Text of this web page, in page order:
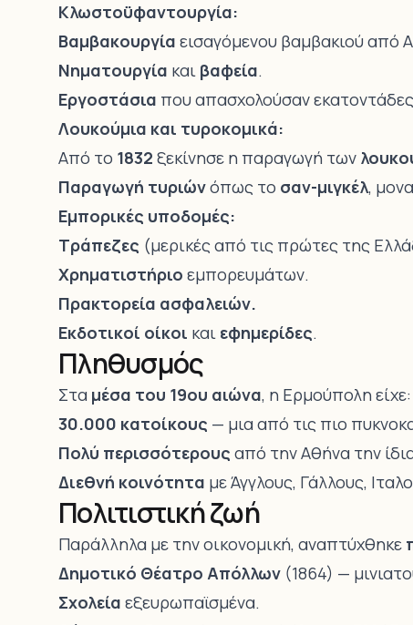
Κλωστοϋφαντουργία:
Βαμβακουργία εισαγόμενου βαμβακιού από
Νηματουργία και βαφεία.
Εργοστάσια που απασχολούσαν
Λουκούμια και τυροκομικά:
Από το 1832 ξεκίνησε η παραγωγή των
Παραγωγή τυριώνόπως το σαν-μιγκέλ,
Εμπορικές υποδομές:
Τράπεζες (μερικές από τις πρώτες της
Χρηματιστήριο εμπορευμάτων.
Πρακτορεία ασφαλειών.
Εκδοτικοί οίκοι και εφημερίδες.
Πληθυσμός
Στα μέσα του 19ου αιώνα, η Ερμούπολη είχε:
30.000 κατοίκους — μια από τις πιο
Πολύ περισσότερους από την Αθήνα την
Διεθνή κοινότητα με Άγγλους, Γάλλους,
Πολιτιστική ζωή
Παράλληλα με την οικονομική, αναπτύχθηκε
Δημοτικό Θέατρο Απόλλων (1864) —
Σχολεία εξευρωπαϊσμένα.